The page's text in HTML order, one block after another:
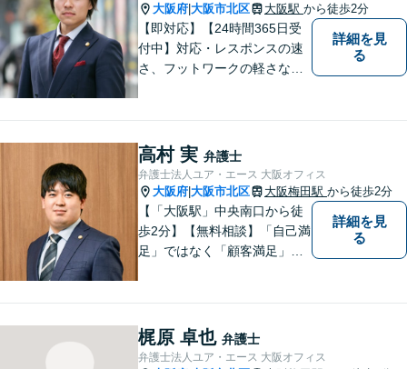
大阪府 大阪市北区 大阪駅 から徒歩2分
【即対応】【24時間365日受
付中】対応・レスポンスの速
さ、フットワークの軽さなら
詳細を見
る
高村 実 弁護士
弁護士法人ユア・エース 大阪オフィス
大阪府 大阪市北区 大阪梅田駅 から徒歩2分
【「大阪駅」中央南口から徒
歩2分】【無料相談】「自己満
足」ではなく「顧客満足」が
求める最高の結果にこだわり
続けたいと考えております。
詳細を見
る
梶原 卓也 弁護士
弁護士法人ユア・エース 大阪オフィス